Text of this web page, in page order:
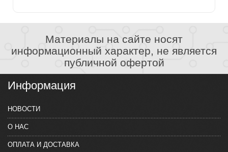
Материалы на сайте носят
информационный характер, не является
публичной офертой
Информация
НОВОСТИ
О НАС
ОПЛАТА И ДОСТАВКА